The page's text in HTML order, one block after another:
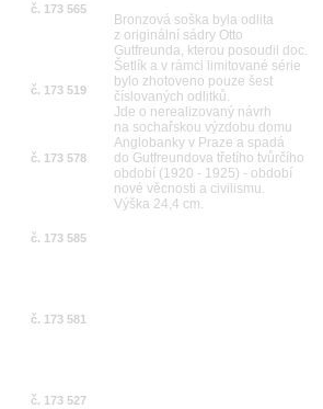
č. 173 565
č. 173 519
č. 173 578
č. 173 585
č. 173 581
č. 173 527
Bronzová soška byla odlita
z originální sádry Otto
Gutfreunda, kterou posoudil doc.
Šetlík a v rámci limitované série
bylo zhotoveno pouze šest
číslovaných odlitků.
Jde o nerealizovaný návrh
na sochařskou výzdobu domu
Anglobanky v Praze a spadá
do Gutfreundova třetího tvůrčího
období (1920 - 1925) - období
nové věcnosti a civilismu.
Výška 24,4 cm.